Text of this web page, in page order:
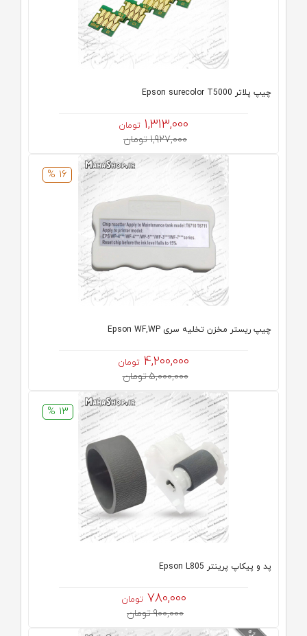
چیپ پلاتر Epson surecolor T5000
1,313,000 تومان
1,927,000 تومان
16 %
چیپ ریستر مخزن تخلیه سری Epson WF,WP
4,200,000 تومان
5,000,000 تومان
13 %
پد و پیکاپ پرینتر Epson L805
780,000 تومان
900,000 تومان